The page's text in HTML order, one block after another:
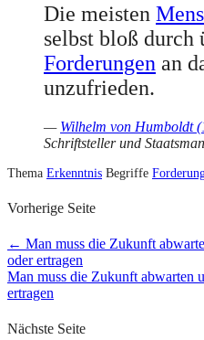
Die meisten
selbst bloß durch
Forderungen an
unzufrieden.
— Wilhelm von Humboldt
Schriftsteller und
Thema Erkenntnis Begriffe
Vorherige Seite
← Man muss die Zukunft
oder ertragen
Man muss die Zukunft abwarten
ertragen
Nächste Seite